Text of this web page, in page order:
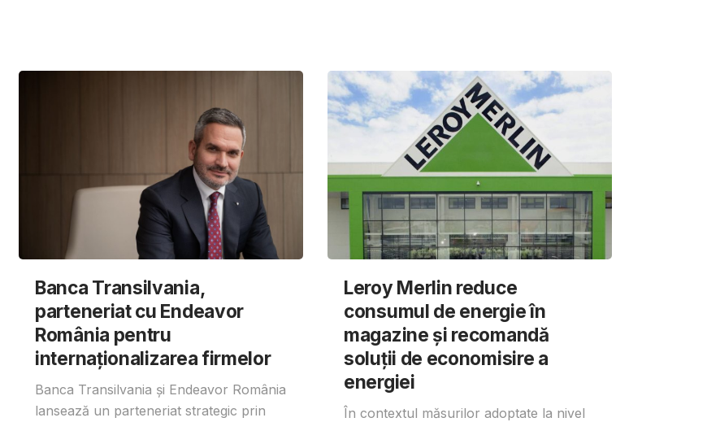
Banca Transilvania,
parteneriat cu Endeavor
România pentru
internaționalizarea firmelor
Banca Transilvania și Endeavor România
lansează un parteneriat strategic prin
Leroy Merlin reduce
consumul de energie în
magazine și recomandă
soluții de economisire a
energiei
În contextul măsurilor adoptate la nivel